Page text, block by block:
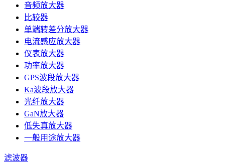
音频放大器
比较器
单端转差分放大器
电流感应放大器
仪表放大器
功率放大器
GPS波段放大器
Ka波段放大器
光纤放大器
GaN放大器
低失真放大器
一般用途放大器
滤波器